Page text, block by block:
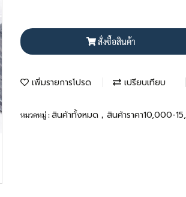
สั่งซื้อสินค้า
เพิ่มรายการโปรด เปรียบเทียบ
หมวดหมู่ :สินค้าทั้งหมด , สินค้าราคา10,000-